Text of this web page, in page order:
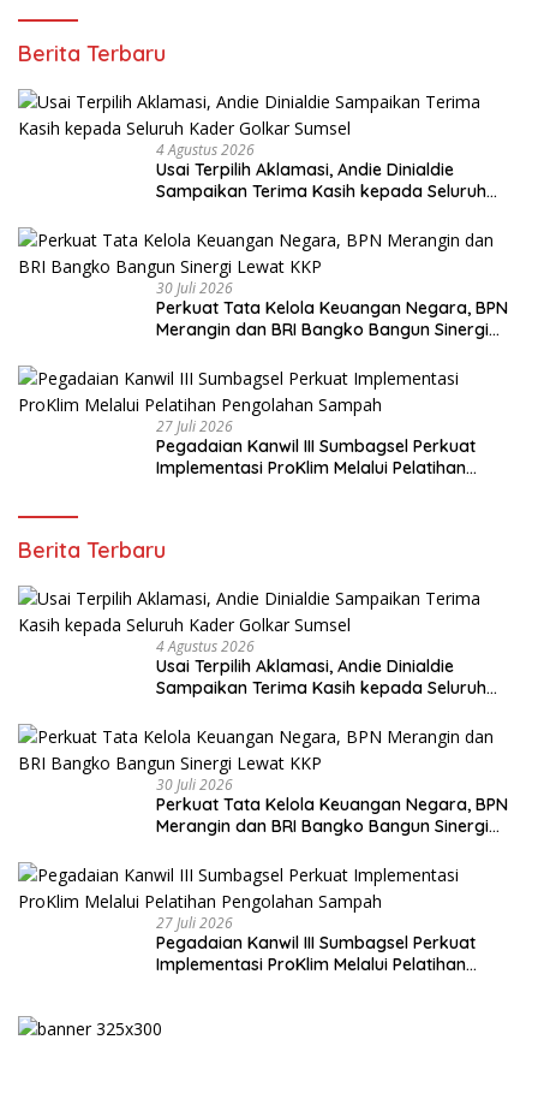
Berita Terbaru
4 Agustus 2026
Usai Terpilih Aklamasi, Andie Dinialdie
Sampaikan Terima Kasih kepada Seluruh
30 Juli 2026
Perkuat Tata Kelola Keuangan Negara, BPN
Merangin dan BRI Bangko Bangun Sinergi
27 Juli 2026
Pegadaian Kanwil III Sumbagsel Perkuat
Implementasi ProKlim Melalui Pelatihan
Berita Terbaru
4 Agustus 2026
Usai Terpilih Aklamasi, Andie Dinialdie
Sampaikan Terima Kasih kepada Seluruh
30 Juli 2026
Perkuat Tata Kelola Keuangan Negara, BPN
Merangin dan BRI Bangko Bangun Sinergi
27 Juli 2026
Pegadaian Kanwil III Sumbagsel Perkuat
Implementasi ProKlim Melalui Pelatihan